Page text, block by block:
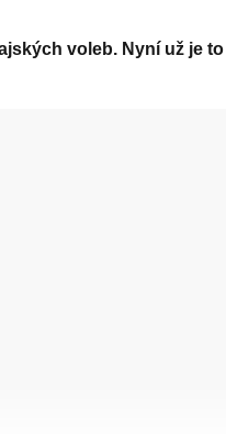
voleb. Nyní už je to